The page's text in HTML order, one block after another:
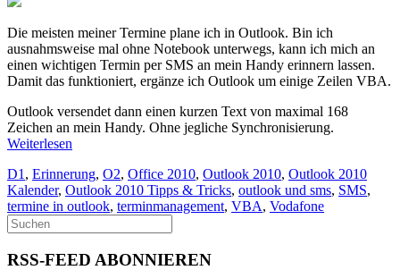
Die meisten meiner Termine plane ich in Outlook. Bin ich
ausnahmsweise mal ohne Notebook unterwegs, kann ich mich an
einen wichtigen Termin per SMS an mein Handy erinnern lassen.
Damit das funktioniert, ergänze ich Outlook um einige Zeilen VBA.
Outlook versendet dann einen kurzen Text von maximal 168
Zeichen an mein Handy. Ohne jegliche Synchronisierung.
Weiterlesen
D1 , Erinnerung, O2, Office 2010, Outlook 2010, Outlook 2010
Kalender, Outlook 2010 Tipps & Tricks, outlook und sms, SMS,
termine in outlook, terminmanagement, VBA, Vodafone
RSS-FEED ABONNIEREN